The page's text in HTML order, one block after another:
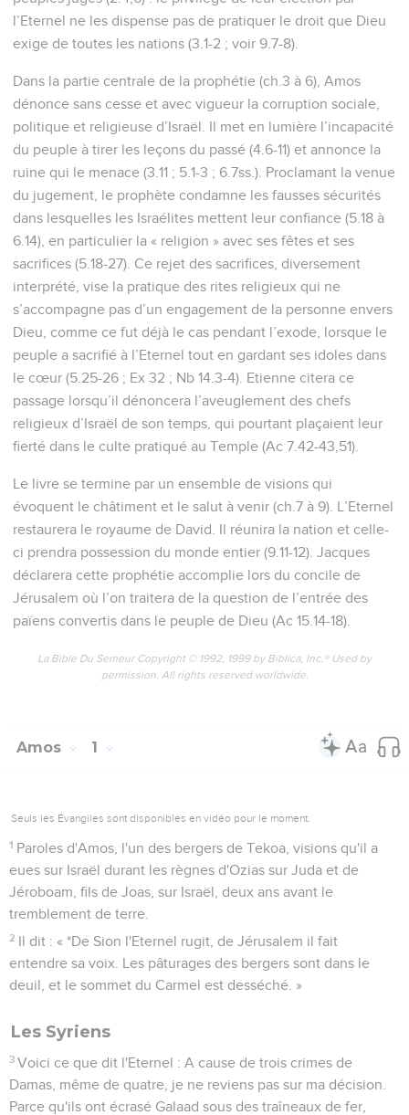
l’Eternel ne les dispense pas de pratiquer le droit que Dieu
exige de toutes les nations (3.1-2 ; voir 9.7-8).
Dans la partie centrale de la prophétie (ch.3 à 6), Amos
dénonce sans cesse et avec vigueur la corruption sociale,
politique et religieuse d’Israël. Il met en lumière l’incapacité
du peuple à tirer les leçons du passé (4.6-11) et annonce la
ruine qui le menace (3.11 ; 5.1-3 ; 6.7ss.). Proclamant la venue
du jugement, le prophète condamne les fausses sécurités
dans lesquelles les Israélites mettent leur confiance (5.18 à
6.14), en particulier la « religion » avec ses fêtes et ses
sacrifices (5.18-27). Ce rejet des sacrifices, diversement
interprété, vise la pratique des rites religieux qui ne
s’accompagne pas d’un engagement de la personne envers
Dieu, comme ce fut déjà le cas pendant l’exode, lorsque le
peuple a sacrifié à l’Eternel tout en gardant ses idoles dans
le cœur (5.25-26 ; Ex 32 ; Nb 14.3-4). Etienne citera ce
passage lorsqu’il dénoncera l’aveuglement des chefs
religieux d’Israël de son temps, qui pourtant plaçaient leur
fierté dans le culte pratiqué au Temple (Ac 7.42-43,51).
Le livre se termine par un ensemble de visions qui
évoquent le châtiment et le salut à venir (ch.7 à 9). L’Eternel
restaurera le royaume de David. Il réunira la nation et celle-
ci prendra possession du monde entier (9.11-12). Jacques
déclarera cette prophétie accomplie lors du concile de
Jérusalem où l’on traitera de la question de l’entrée des
païens convertis dans le peuple de Dieu (Ac 15.14-18).
La Bible Du Semeur Copyright © 1992, 1999 by Biblica, Inc.® Used by
permission. All rights reserved worldwide.
Amos 1
Seuls les Évangiles sont disponibles en vidéo pour le moment.
1 Paroles d'Amos, l'un des bergers de Tekoa, visions qu'il a
eues sur Israël durant les règnes d'Ozias sur Juda et de
Jéroboam, fils de Joas, sur Israël, deux ans avant le
tremblement de terre.
2 Il dit : « *De Sion l'Eternel rugit, de Jérusalem il fait
entendre sa voix. Les pâturages des bergers sont dans le
deuil, et le sommet du Carmel est desséché. »
Les Syriens
3 Voici ce que dit l'Eternel : A cause de trois crimes de
Damas, même de quatre, je ne reviens pas sur ma décision.
Parce qu'ils ont écrasé Galaad sous des traîneaux de fer,